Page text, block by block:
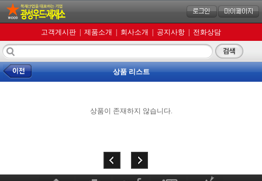
고객게시판 제품소개 회사소개 공지사항 전화상담
상품 리스트
상품이 존재하지 않습니다.